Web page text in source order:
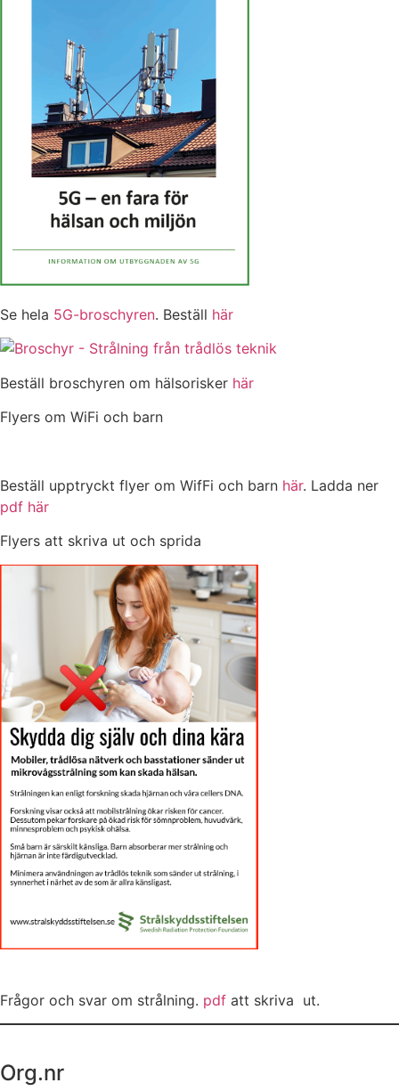
Se hela 5G-broschyren. Beställ här
Beställ broschyren om hälsorisker här
Flyers om WiFi och barn
Beställ upptryckt flyer om WifFi och barn här. Ladda ner
pdf här
Flyers att skriva ut och sprida
Frågor och svar om strålning. pdf att skriva ut.
Org.nr